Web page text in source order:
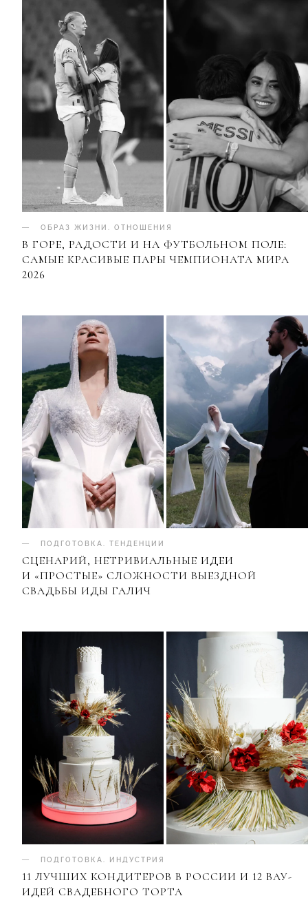
ОБРАЗ ЖИЗНИ ОТНОШЕНИЯ
В ГОРЕ, РАДОСТИ И НА ФУТБОЛЬНОМ ПОЛЕ:
САМЫЕ КРАСИВЫЕ ПАРЫ ЧЕМПИОНАТА МИРА
2026
ПОДГОТОВКА ТЕНДЕНЦИИ
СЦЕНАРИЙ, НЕТРИВИАЛЬНЫЕ ИДЕИ
И «ПРОСТЫЕ» СЛОЖНОСТИ ВЫЕЗДНОЙ
СВАДЬБЫ ИДЫ ГАЛИЧ
ПОДГОТОВКА ИНДУСТРИЯ
11 ЛУЧШИХ КОНДИТЕРОВ В РОССИИ И 12 ВАУ-
ИДЕЙ СВАДЕБНОГО ТОРТА